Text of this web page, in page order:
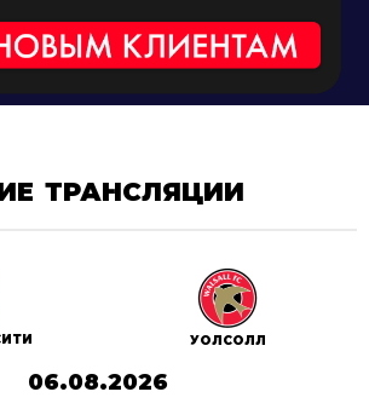
ТРАНСЛЯЦИИ
УОЛСОЛЛ
06.08.2026